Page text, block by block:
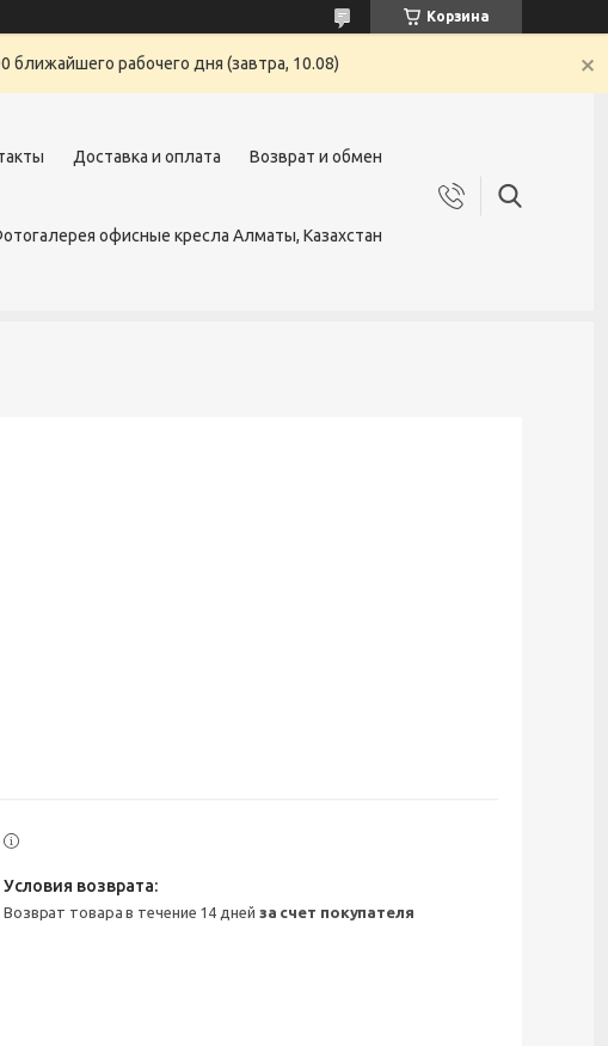
Корзина
ближайшего рабочего дня (завтра, 10.08)
Доставка и оплата Возврат и обмен
офисные кресла Алматы, Казахстан
возврат товара в течение 14 дней за счет покупателя